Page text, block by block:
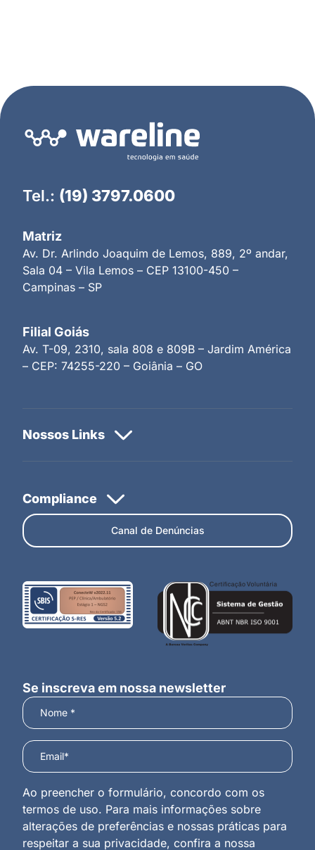
Tel.: (19) 3797.0600
Matriz
Av. Dr. Arlindo Joaquim de Lemos, 889, 2º andar,
Sala 04 – Vila Lemos – CEP 13100-450 –
Campinas – SP
Filial Goiás
Av. T-09, 2310, sala 808 e 809B – Jardim América
– CEP: 74255-220 – Goiânia – GO
Canal de Denúncias
Se inscreva em nossa newsletter
Ao preencher o formulário, concordo com os
termos de uso. Para mais informações sobre
alterações de preferências e nossas práticas para
respeitar a sua privacidade, confira a nossa